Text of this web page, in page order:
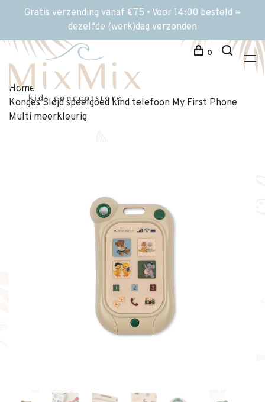
Gratis verzending vanaf €75 • Voor 14:00 besteld =
dezelfde (werk)dag verzonden
0
Home
Konges Sløjd speelgoed kind telefoon My First Phone
Multi meerkleurig